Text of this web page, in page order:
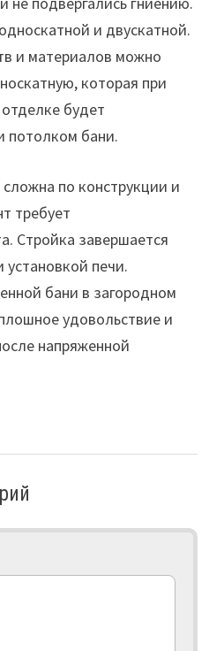
и двускатной.
и материалов можно
которая при
будет
потолком бани.
по конструкции и
требует
Стройка завершается
печи.
бани в загородном
удовольствие и
напряженной